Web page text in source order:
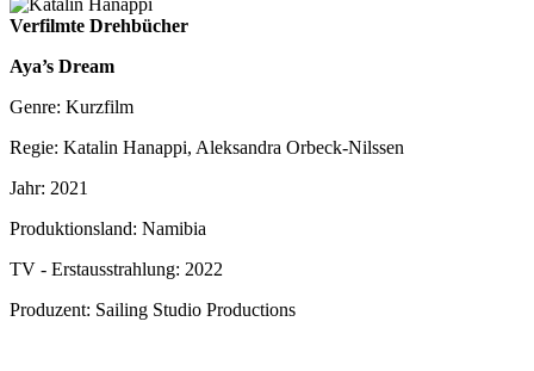
Verfilmte Drehbücher
Aya’s Dream
Genre: Kurzfilm
Regie: Katalin Hanappi, Aleksandra Orbeck-Nilssen
Jahr: 2021
Produktionsland: Namibia
TV - Erstausstrahlung: 2022
Produzent: Sailing Studio Productions